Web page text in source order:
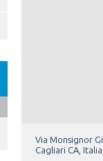
Via Monsignor
Cagliari CA, Italia